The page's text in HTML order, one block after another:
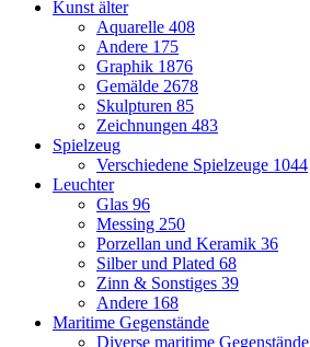
Kunst älter
Aquarelle 408
Andere 175
Graphik 1876
Gemälde 2678
Skulpturen 85
Zeichnungen 483
Spielzeug
Verschiedene Spielzeuge 1044
Leuchter
Glas 96
Messing 250
Porzellan und Keramik 36
Silber und Plated 68
Zinn & Sonstiges 39
Andere 168
Maritime Gegenstände
Diverse maritime Gegenstände